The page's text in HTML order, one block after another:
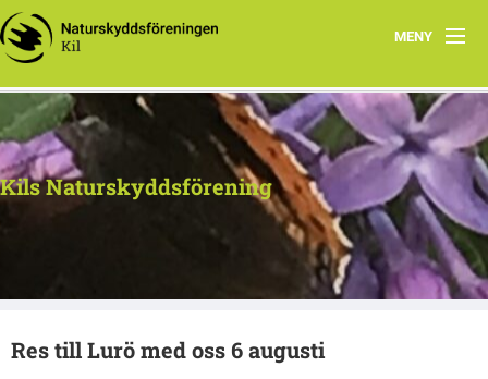
MENY
Hem
Kontakt
Aktiviteter
Dokument
Kils Naturskyddsförening
Res till Lurö med oss 6 augusti